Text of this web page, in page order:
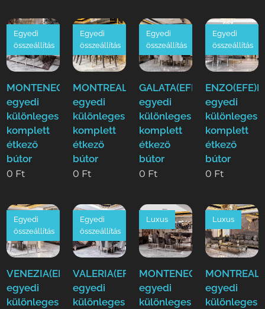
MONTENEGRO(EFE)Luxus
egyedi
különleges
komplett
étkező
bútor
Egyedi
összeállítás
0 Ft
MONTREAL(EFE)Luxus
egyedi
különleges
komplett
étkező
bútor
Egyedi
összeállítás
0 Ft
GALATA(EFE)Luxus
egyedi
különleges
komplett
étkező
bútor
Egyedi
összeállítás
0 Ft
egyedi
különleges
komplett
étkező
bútor
Egyedi
összeállítás
0 Ft
VENEZIA(EFE)Luxus
egyedi
különleges
Egyedi
összeállítás
VALERIA(EFE)Luxus
egyedi
különleges
Egyedi
összeállítás
MONTENEGRO(EFE)Luxus
egyedi
különleges
Luxus
egyedi
különleges
Luxus